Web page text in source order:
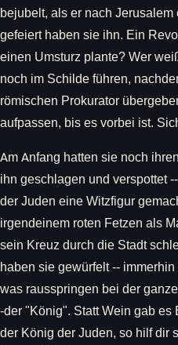
bejubelt, als er nach
gefeiert haben sie ihn. Ein
einen Umsturz plante? Wer
noch im Schilde führen,
römischen Prokurator
aufpassen, bis es vorbei ist.
Am Anfang hatten sie noch
ihn geschlagen und verspottet
der Juden eine Witzfigur
irgendeinem roten Fetzen als
sein Kreuz durch die Stadt
haben sie gewürfelt --
was rausspringen bei der
-der "König". Statt Wein gab es
der König der Juden, so hilf dir